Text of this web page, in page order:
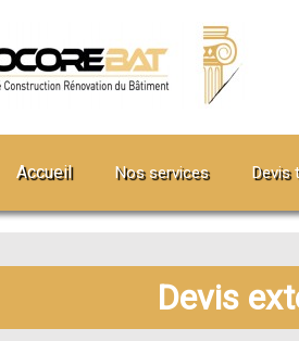
Accueil Nos services Devis
Devis